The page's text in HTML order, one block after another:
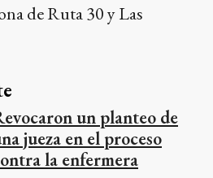
de Ruta 30 y Las
un planteo de
jueza en el proceso
la enfermera